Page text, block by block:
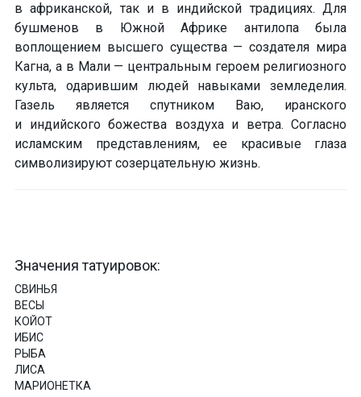
в африканской, так и в индийской традициях. Для
бушменов в Южной Африке антилопа была
воплощением высшего существа — создателя мира
Кагна, а в Мали — центральным героем религиозного
культа, одарившим людей навыками земледелия.
Газель является спутником Ваю, иранского
и индийского божества воздуха и ветра. Согласно
исламским представлениям, ее красивые глаза
символизируют созерцательную жизнь.
Значения татуировок:
СВИНЬЯ
ВЕСЫ
КОЙОТ
ИБИС
РЫБА
ЛИСА
МАРИОНЕТКА